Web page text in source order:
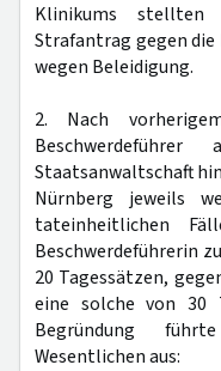
Klinikums stellten
Strafantrag gegen die
wegen Beleidigung.
2. Nach
Staatsanwaltschaft
Nürnberg jeweils
tateinheitlichen
Beschwerdeführerin
20 Tagessätzen,
eine solche von 30
Begründung
Wesentlichen aus: